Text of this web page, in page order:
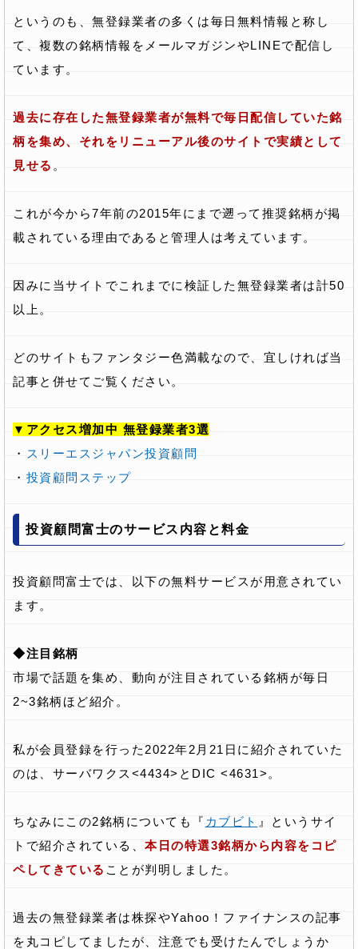
というのも、無登録業者の多くは毎日無料情報と称し
て、複数の銘柄情報をメールマガジンやLINEで配信し
ています。
過去に存在した無登録業者が無料で毎日配信していた銘
柄を集め、それをリニューアル後のサイトで実績として
見せる 。
これが今から7年前の2015年にまで遡って推奨銘柄が掲
載されている理由であると管理人は考えています。
因みに当サイトでこれまでに検証した無登録業者は計50
以上。
どのサイトもファンタジー色満載なので、宜しければ当
記事と併せてご覧ください。
▼アクセス増加中 無登録業者3選
・ スリーエスジャパン投資顧問
・ 投資顧問ステップ
投資顧問富士のサービス内容と料金
投資顧問富士では、以下の無料サービスが用意されてい
ます。
◆注目銘柄
市場で話題を集め、動向が注目されている銘柄が毎日
2~3銘柄ほど紹介。
私が会員登録を行った2022年2月21日に紹介されていた
のは、サーバワクス<4434>とDIC <4631>。
ちなみにこの2銘柄についても『 カブビト 』というサイ
トで紹介されている、 本日の特選3銘柄から内容をコピ
ペしてきている ことが判明しました。
過去の無登録業者は株探やYahoo！ファイナンスの記事
を丸コピしてましたが、注意でも受けたんでしょうか